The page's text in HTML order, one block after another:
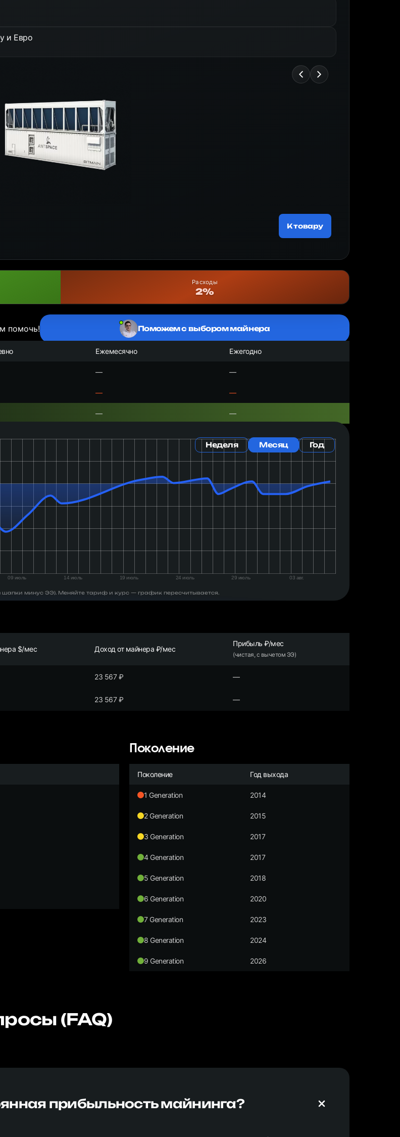
и Евро
К товару
Расходы
2%
помочь! Поможем с выбором майнера
Ежемесячно Ежегодно
— —
— —
— —
Неделя Месяц Год
шапки минус ЭЭ). Меняйте тариф и курс — график пересчитывается.
$/мес Доход от майнера ₽/мес
Прибыль ₽/мес
(чистая, с вычетом ЭЭ)
23 567₽ —
23 567₽ —
Поколение
Поколение Год выхода
1 Generation 2014
2 Generation 2015
3 Generation 2017
4 Generation 2017
5 Generation 2018
6 Generation 2020
7 Generation 2023
8 Generation 2024
9 Generation 2026
(FAQ)
прибыльность майнинга?